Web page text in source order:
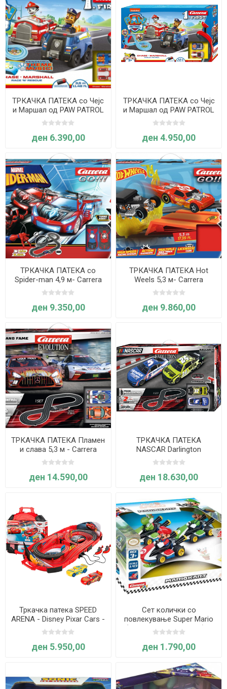
ТРКАЧКА ПАТЕКА со Чејс
и Маршал од PAW PATROL
3,5 м- Carrera
ден 6.390,00
ТРКАЧКА ПАТЕКА со Чејс
и Маршал од PAW PATROL
2,9 м- Carrera
ден 4.950,00
ТРКАЧКА ПАТЕКА со
Spider-man 4,9 м- Carrera
ден 9.350,00
ТРКАЧКА ПАТЕКА Hot
Weels 5,3 м- Carrera
ден 9.860,00
ТРКАЧКА ПАТЕКА Пламен
и слава 5,3 м - Carrera
ден 14.590,00
ТРКАЧКА ПАТЕКА
NASCAR Darlington
Showdown 5,3 м - Carrera
ден 18.630,00
Тркачка патека SPEED
ARENA - Disney Pixar Cars -
Carrera
ден 5.950,00
Сет колички со
повлекување Super Mario
(Марио, Луиџи и Јоши), 3
ден 1.790,00